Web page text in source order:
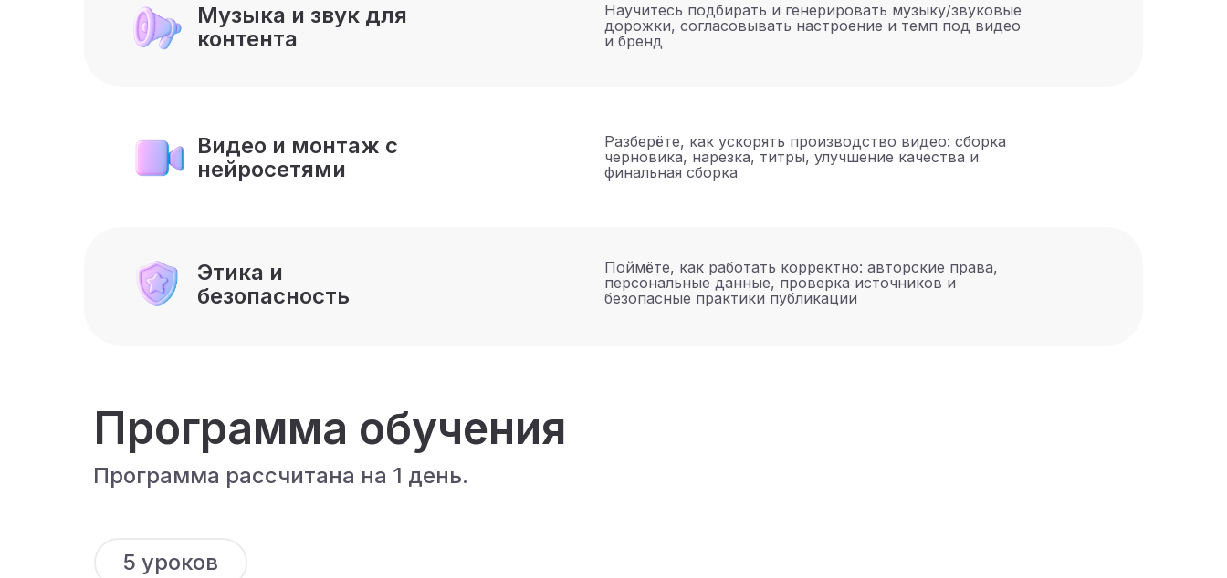
Музыка и звук для
контента
Научитесь подбирать и генерировать музыку/звуковые
дорожки, согласовывать настроение и темп под видео
и бренд
Видео и монтаж с
нейросетями
Разберёте, как ускорять производство видео: сборка
черновика, нарезка, титры, улучшение качества и
финальная сборка
Этика и
безопасность
Поймёте, как работать корректно: авторские права,
персональные данные, проверка источников и
безопасные практики публикации
Программа обучения
Программа рассчитана на 1 день.
5 уроков